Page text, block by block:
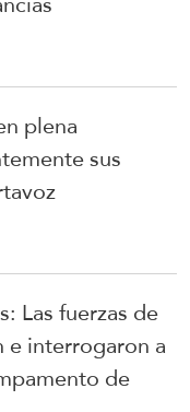
plena
sus
Las fuerzas de
e interrogaron a
de